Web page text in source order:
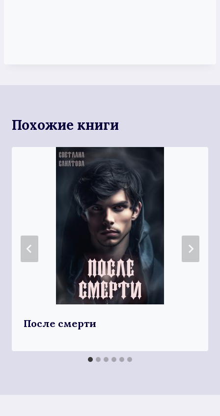
Похожие книги
После смерти